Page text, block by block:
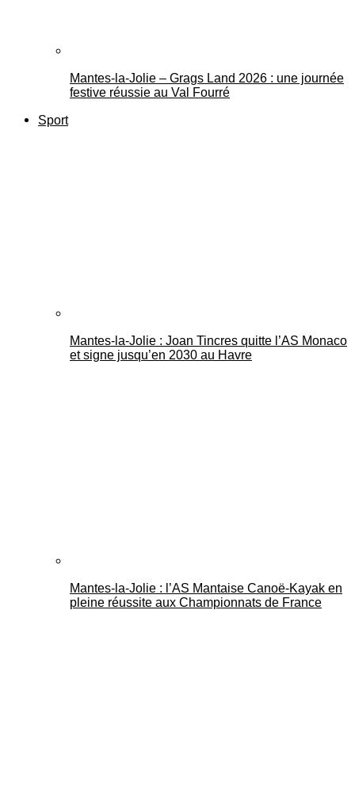
Mantes-la-Jolie – Grags Land 2026 : une journée
festive réussie au Val Fourré
Sport
Mantes-la-Jolie : Joan Tincres quitte l’AS Monaco
et signe jusqu’en 2030 au Havre
Mantes-la-Jolie : l’AS Mantaise Canoë‑Kayak en
pleine réussite aux Championnats de France